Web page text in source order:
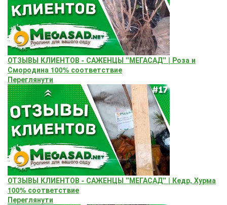
ОТЗЫВЫ КЛИЕНТОВ - САЖЕНЦЫ "МЕГАСАД" | Роза и
Смородина 100% соответствие
Переглянути
ОТЗЫВЫ КЛИЕНТОВ - САЖЕНЦЫ "МЕГАСАД" | Кедр, Хурма
100% соответствие
Переглянути